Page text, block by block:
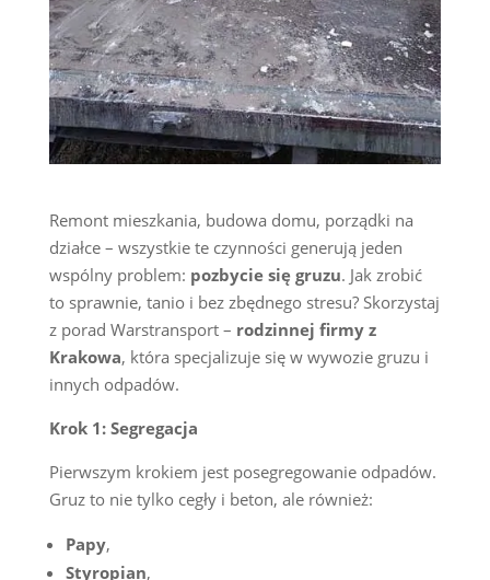
Remont mieszkania, budowa domu, porządki na
działce – wszystkie te czynności generują jeden
wspólny problem: pozbycie się gruzu. Jak zrobić
to sprawnie, tanio i bez zbędnego stresu? Skorzystaj
z porad Warstransport – rodzinnej firmy z
Krakowa, która specjalizuje się w wywozie gruzu i
innych odpadów.
Krok 1: Segregacja
Pierwszym krokiem jest posegregowanie odpadów.
Gruz to nie tylko cegły i beton, ale również:
Papy,
Styropian,